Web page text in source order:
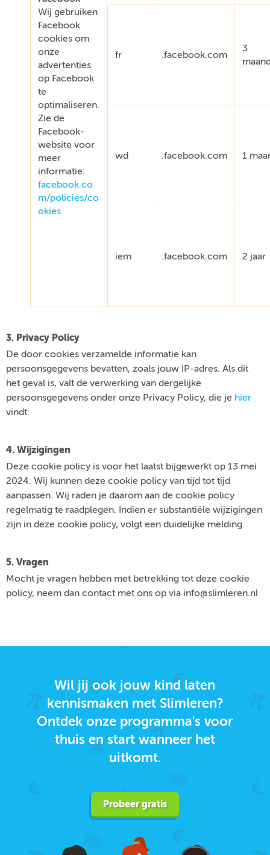
Wij gebruiken
Facebook
cookies om
onze
advertenties
op Facebook
te
optimaliseren.
Zie de
Facebook-
website voor
meer
informatie:
facebook.co
m/policies/co
okies
fr .facebook.com
3
wd .facebook.com 1
iem .facebook.com 2 jaar
3. Privacy Policy
De door cookies verzamelde informatie kan
persoonsgegevens bevatten, zoals jouw IP-adres. Als dit
het geval is, valt de verwerking van dergelijke
persoonsgegevens onder onze Privacy Policy, die je hier
vindt.
4. Wijzigingen
Deze cookie policy is voor het laatst bijgewerkt op 13 mei
2024. Wij kunnen deze cookie policy van tijd tot tijd
aanpassen. Wij raden je daarom aan de cookie policy
regelmatig te raadplegen. Indien er substantiële wijzigingen
zijn in deze cookie policy, volgt een duidelijke melding.
5. Vragen
Mocht je vragen hebben met betrekking tot deze cookie
policy, neem dan contact met ons op via info@slimleren.nl
Wil jij ook jouw kind laten
kennismaken met Slimleren?
Ontdek onze programma's voor
thuis en start wanneer het
uitkomt.
Probeer gratis